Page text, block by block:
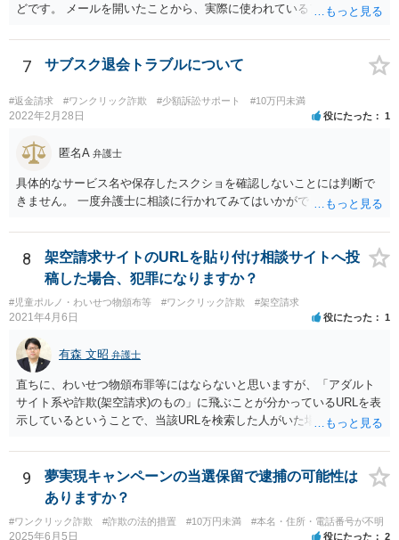
どです。 メールを開いたことから、実際に使われているアドレスであ
惑メールが増える程度の不利益にとどまると思います。 相手が何か言
ってきてもお金は払わないようにしてください。
7 サブスク退会トラブルについて
#返金請求 #ワンクリック詐欺 #少額訴訟サポート #10万円未満
2022年2月28日 役にたった 1
匿名A 弁護士
具体的なサービス名や保存したスクショを確認しないことには判断で
きません。 一度弁護士に相談に行かれてみてはいかがでしょうか。
8
架空請求サイトのURLを貼り付け相談サイトへ投
稿した場合、犯罪になりますか？
#児童ポルノ・わいせつ物頒布等 #ワンクリック詐欺 #架空請求
2021年4月6日 役にたった 1
有森 文昭 弁護士
直ちに、わいせつ物頒布罪等にはならないと思いますが、「アダルト
サイト系や詐欺(架空請求)のもの」に飛ぶことが分かっているURLを表
示しているということで、当該URLを検索した人がいた場合には、何
かに削除いただいた方がよいものと思われます。
9
夢実現キャンペーンの当選保留で逮捕の可能性は
ありますか？
#ワンクリック詐欺 #詐欺の法的措置 #10万円未満 #本名・住所・電話番号が不明
2025年6月5日 役にたった 2